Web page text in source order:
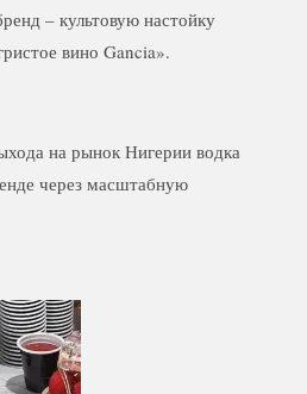
– культовую настойку
вино Gancia».
на рынок Нигерии водка
через масштабную